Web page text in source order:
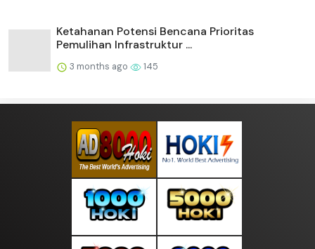
Ketahanan Potensi Bencana Prioritas
Pemulihan Infrastruktur ...
3 months ago 145